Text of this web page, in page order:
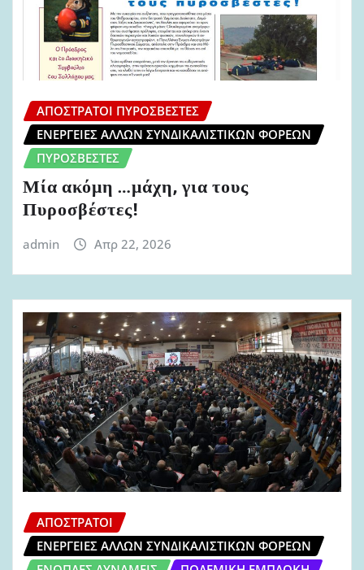
ΑΠΌΣΤΡΑΤΟΙ ΠΥΡΟΣΒΈΣΤΕΣ
ΕΝΈΡΓΕΙΕΣ ΆΛΛΩΝ ΣΥΝΔΙΚΑΛΙΣΤΙΚΏΝ ΦΟΡΈΩΝ
ΠΥΡΟΣΒΈΣΤΕΣ
Μία ακόμη …μάχη, για τους
Πυροσβέστες!
admin Απρ 22, 2026
ΑΠΌΣΤΡΑΤΟΙ
ΕΝΈΡΓΕΙΕΣ ΆΛΛΩΝ ΣΥΝΔΙΚΑΛΙΣΤΙΚΏΝ ΦΟΡΈΩΝ